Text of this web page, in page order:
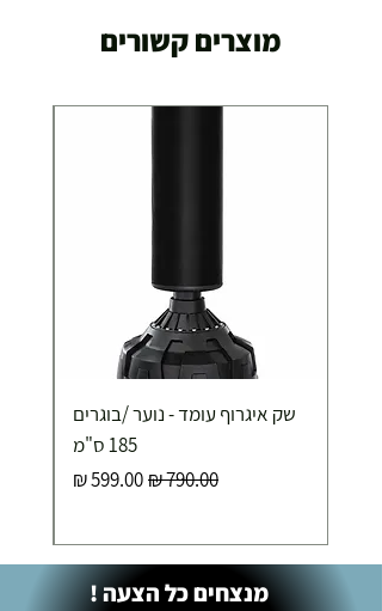
תוספת התקנה למכשירי כושר / מתקני חצר ושולחנות
איסוף עצמי ללא עלות מסניף טבריה . רחוב העצמאות 5
מוצרי כושר ( בלבד) ניתן לאסוף ממחסני החברה בת"א
מוצרים קשורים
שק איגרוף עומד - נוער /בוגרים
185 ס"מ
מחיר רגילמחיר מבצע
מנצחים כל הצעה !